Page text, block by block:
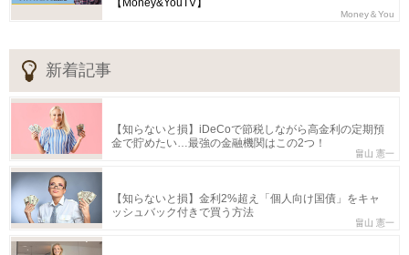
【Money&YouTV】
Money＆You
新着記事
【知らないと損】iDeCoで節税しながら高金利の定期預
金で貯めたい…最強の金融機関はこの2つ！
畠山 憲一
【知らないと損】金利2%超え「個人向け国債」をキャ
ッシュバック付きで買う方法
畠山 憲一